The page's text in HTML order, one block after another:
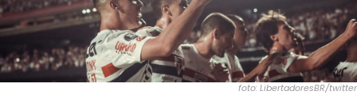
foto: LibertadoresBR/twitter